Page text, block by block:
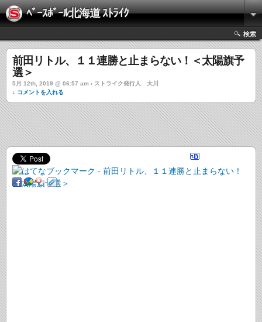
ﾍﾞｰｽﾎﾞｰﾙ北海道 ｽﾄﾗｲｸ
検索
前田リトル、１１連勝と止まらない！＜太陽旗予
選＞
5月 12th, 2019 @ 06:57 am › ストライク発行人 大川
↓ コメントを入れる